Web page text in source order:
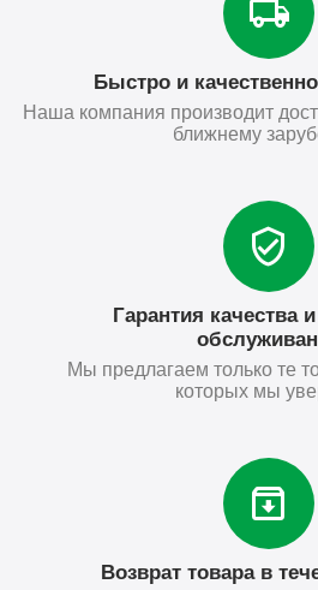
Быстро и
Наша компания производит
ближнему
Гарантия качества
Мы предлагаем только те
которых мы
Возврат товара в